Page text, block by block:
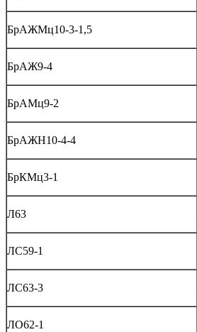
БрАЖМц10-3-1,5
БрАЖ9-4
БрАМц9-2
БрАЖН10-4-4
БрКМц3-1
Л63
ЛС59-1
ЛС63-3
ЛО62-1